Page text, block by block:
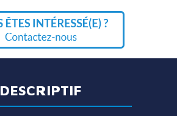
DESCRIPTIF